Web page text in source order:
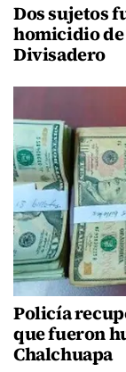
Dos sujetos
homicidio de
Divisadero
Policía
que fueron
Chalchuapa